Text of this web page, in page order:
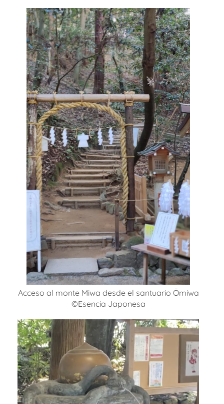
Acceso al monte Miwa desde el santuario Ōmiwa
©Esencia Japonesa